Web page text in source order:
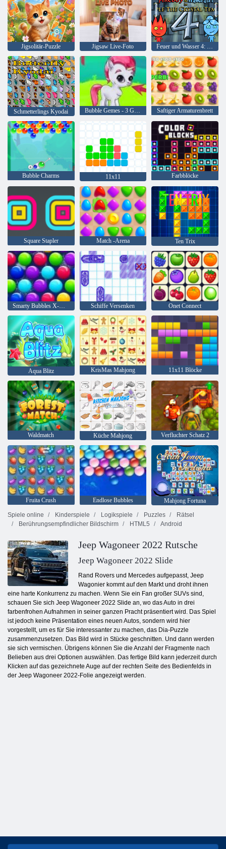
Jigsolitär-Puzzle Jigsaw Live-Foto Feuer und Wasser 4: Kristalltempel
Schmetterlings Kyodai Bubble Gemes - 3 Gewinnt Saftiger Armaturenbrett
Bubble Charms 11x11 Farbblöcke
Square Stapler Match -Arena Ten Trix
Smarty Bubbles X-Mas Schiffe Versenken Onet Connect
Aqua Blitz KrisMas Mahjong 11x11 Blöcke
Waldmatch Küche Mahjong Verfluchter Schatz 2
Fruita Crush Endlose Bubbles
Mahjong Fortuna
Spiele online
Kinderspiele Logikspiele Puzzles
Rätsel
Berührungsempfindlicher Bildschirm
HTML5 Android
Jeep Wagoneer 2022 Rutsche
Jeep Wagoneer 2022 Slide
Rand Rovers und Mercedes aufgepasst, Jeep
Wagonier kommt auf den Markt und droht ihnen
eine harte Konkurrenz zu machen. Wenn Sie ein Fan großer SUVs sind,
schauen Sie sich Jeep Wagoneer 2022 Slide an, wo das Auto in drei
farbenfrohen Aufnahmen in seiner ganzen Pracht präsentiert wird. Das Spiel
ist jedoch keine Präsentation eines neuen Autos, sondern wird hier
vorgestellt, um es für Sie interessanter zu machen, das Dia-Puzzle
zusammenzusetzen. Das Bild wird in Stücke geschnitten. Und dann werden
sie sich vermischen. Übrigens können Sie die Anzahl der Fragmente nach
Belieben aus drei Optionen auswählen. Das fertige Bild kann jederzeit durch
Klicken auf das gezeichnete Auge auf der rechten Seite des Bedienfelds in
der Jeep Wagoneer 2022-Folie angezeigt werden.